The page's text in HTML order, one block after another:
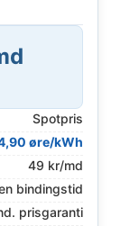
Spotpris
øre/kWh
49 kr/md
bindingstid
prisgaranti